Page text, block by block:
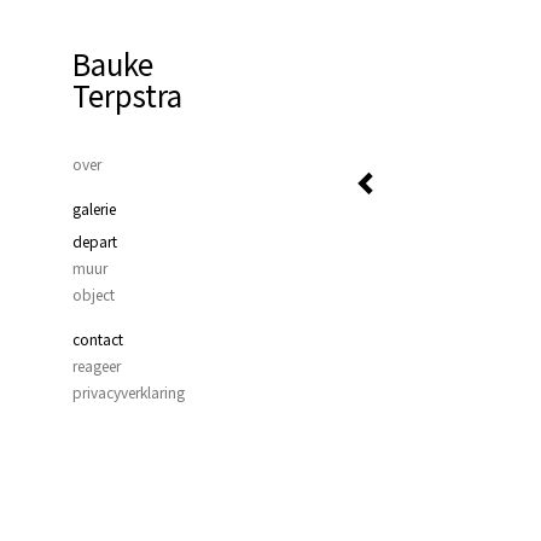
Bauke
Terpstra
over
galerie
depart
muur
object
contact
reageer
privacyverklaring